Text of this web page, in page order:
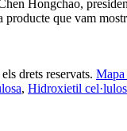
Hongchao,
producte que vam
drets reservats.
, Hidroxietil